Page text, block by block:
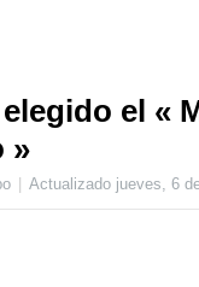
el «
»
Actualizado jueves, 6